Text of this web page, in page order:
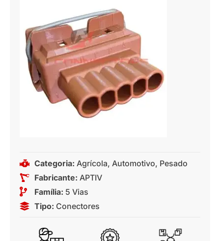
Categoria: Agrícola, Automotivo, Pesado
Fabricante: APTIV
Família: 5 Vias
Tipo: Conectores